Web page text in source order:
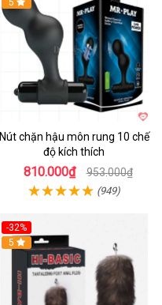
Hot
5
Nút chặn hậu môn rung 10 chế
độ kích thích
810.000₫ 953.000₫
(949)
-32%
Hot
5